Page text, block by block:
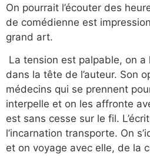
On pourrait l’écouter des
de comédienne est
grand art.
La tension est palpable, on a
dans la tête de l’auteur. Son
médecins qui se prennent
interpelle et on les affronte
est sans cesse sur le fil.
l’incarnation transporte. On
et on voyage avec elle, de la